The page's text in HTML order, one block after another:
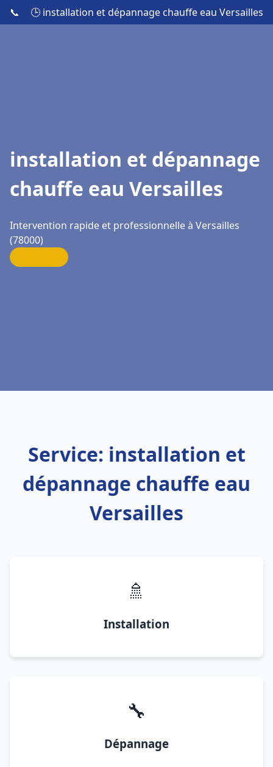
📞 🕒 installation et dépannage chauffe eau Versailles
installation et dépannage
chauffe eau Versailles
Intervention rapide et professionnelle à Versailles
(78000)
Service: installation et
dépannage chauffe eau
Versailles
🚿
Installation
🔧
Dépannage